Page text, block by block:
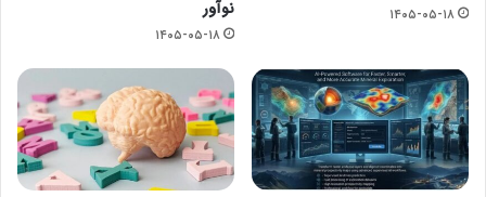
۱۴۰۵-۰۵-۱۸
نوآور
۱۴۰۵-۰۵-۱۸